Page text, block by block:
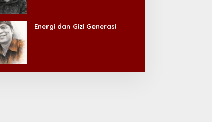
Energi dan Gizi Generasi